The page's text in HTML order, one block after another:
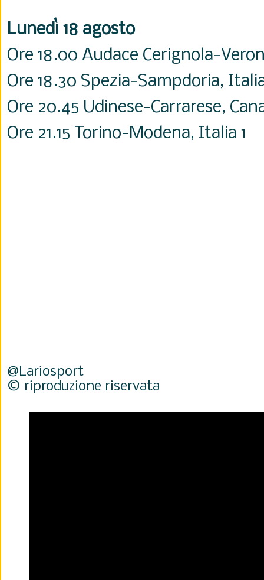
Lunedì 18 agosto
Ore 18.00 Audace Cerignola-
Ore 18.30 Spezia-Sampdoria,
Ore 20.45 Udinese-Carrarese,
Ore 21.15 Torino-Modena, Italia 1
@Lariosport
© riproduzione riservata